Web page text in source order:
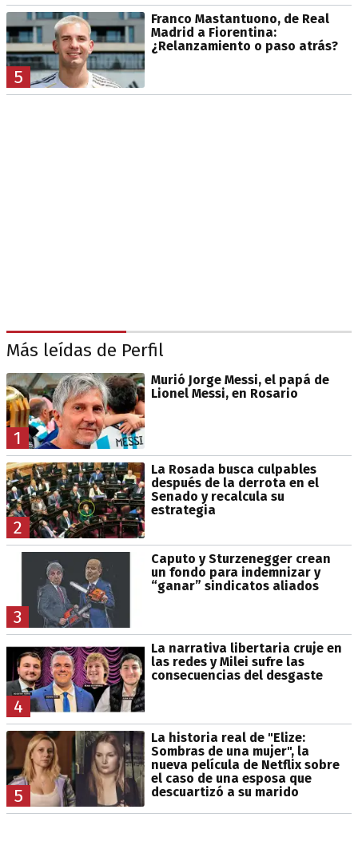
5
Franco Mastantuono, de Real
Madrid a Fiorentina:
¿Relanzamiento o paso atrás?
Más leídas de Perfil
1
Murió Jorge Messi, el papá de
Lionel Messi, en Rosario
2
La Rosada busca culpables
después de la derrota en el
Senado y recalcula su
estrategia
3
Caputo y Sturzenegger crean
un fondo para indemnizar y
“ganar” sindicatos aliados
4
La narrativa libertaria cruje en
las redes y Milei sufre las
consecuencias del desgaste
5
La historia real de "Elize:
Sombras de una mujer", la
nueva película de Netflix sobre
el caso de una esposa que
descuartizó a su marido